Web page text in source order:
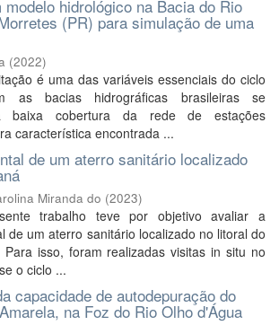
hidrológico na Bacia do Rio
(PR) para simulação de uma
(2022)
é uma das variáveis essenciais do ciclo
as bacias hidrográficas brasileiras se
baixa cobertura da rede de estações
característica encontrada ...
de um aterro sanitário localizado
Miranda do (2023)
trabalho teve por objetivo avaliar a
de um aterro sanitário localizado no litoral do
isso, foram realizadas visitas in situ no
o ciclo ...
capacidade de autodepuração do
na Foz do Rio Olho d'Água